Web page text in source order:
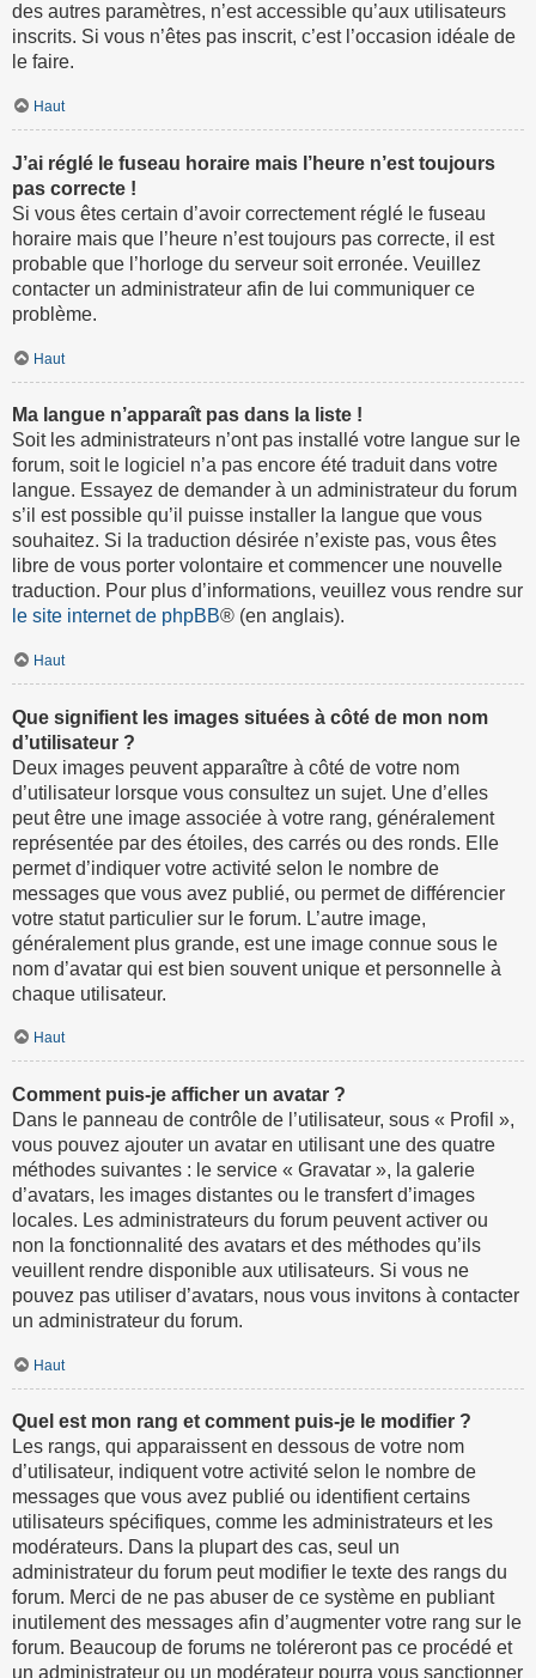
des autres paramètres, n’est accessible qu’aux utilisateurs
inscrits. Si vous n’êtes pas inscrit, c’est l’occasion idéale de
le faire.
Haut
J’ai réglé le fuseau horaire mais l’heure n’est toujours
pas correcte !
Si vous êtes certain d’avoir correctement réglé le fuseau
horaire mais que l’heure n’est toujours pas correcte, il est
probable que l’horloge du serveur soit erronée. Veuillez
contacter un administrateur afin de lui communiquer ce
problème.
Haut
Ma langue n’apparaît pas dans la liste !
Soit les administrateurs n’ont pas installé votre langue sur le
forum, soit le logiciel n’a pas encore été traduit dans votre
langue. Essayez de demander à un administrateur du forum
s’il est possible qu’il puisse installer la langue que vous
souhaitez. Si la traduction désirée n’existe pas, vous êtes
libre de vous porter volontaire et commencer une nouvelle
traduction. Pour plus d’informations, veuillez vous rendre sur
le site internet de phpBB® (en anglais).
Haut
Que signifient les images situées à côté de mon nom
d’utilisateur ?
Deux images peuvent apparaître à côté de votre nom
d’utilisateur lorsque vous consultez un sujet. Une d’elles
peut être une image associée à votre rang, généralement
représentée par des étoiles, des carrés ou des ronds. Elle
permet d’indiquer votre activité selon le nombre de
messages que vous avez publié, ou permet de différencier
votre statut particulier sur le forum. L’autre image,
généralement plus grande, est une image connue sous le
nom d’avatar qui est bien souvent unique et personnelle à
chaque utilisateur.
Haut
Comment puis-je afficher un avatar ?
Dans le panneau de contrôle de l’utilisateur, sous « Profil »,
vous pouvez ajouter un avatar en utilisant une des quatre
méthodes suivantes : le service « Gravatar », la galerie
d’avatars, les images distantes ou le transfert d’images
locales. Les administrateurs du forum peuvent activer ou
non la fonctionnalité des avatars et des méthodes qu’ils
veuillent rendre disponible aux utilisateurs. Si vous ne
pouvez pas utiliser d’avatars, nous vous invitons à contacter
un administrateur du forum.
Haut
Quel est mon rang et comment puis-je le modifier ?
Les rangs, qui apparaissent en dessous de votre nom
d’utilisateur, indiquent votre activité selon le nombre de
messages que vous avez publié ou identifient certains
utilisateurs spécifiques, comme les administrateurs et les
modérateurs. Dans la plupart des cas, seul un
administrateur du forum peut modifier le texte des rangs du
forum. Merci de ne pas abuser de ce système en publiant
inutilement des messages afin d’augmenter votre rang sur le
forum. Beaucoup de forums ne toléreront pas ce procédé et
un administrateur ou un modérateur pourra vous sanctionner